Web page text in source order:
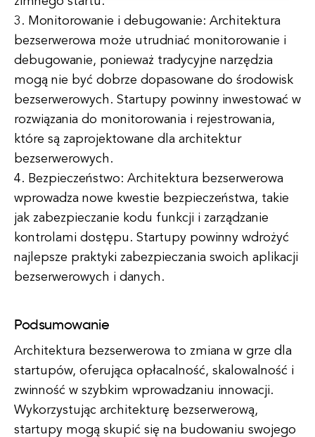
3. Monitorowanie i debugowanie: Architektura
bezserwerowa może utrudniać monitorowanie i
debugowanie, ponieważ tradycyjne narzędzia
mogą nie być dobrze dopasowane do środowisk
bezserwerowych. Startupy powinny inwestować w
rozwiązania do monitorowania i rejestrowania,
które są zaprojektowane dla architektur
bezserwerowych.
4. Bezpieczeństwo: Architektura bezserwerowa
wprowadza nowe kwestie bezpieczeństwa, takie
jak zabezpieczanie kodu funkcji i zarządzanie
kontrolami dostępu. Startupy powinny wdrożyć
najlepsze praktyki zabezpieczania swoich aplikacji
bezserwerowych i danych.
Podsumowanie
Architektura bezserwerowa to zmiana w grze dla
startupów, oferująca opłacalność, skalowalność i
zwinność w szybkim wprowadzaniu innowacji.
Wykorzystując architekturę bezserwerową,
startupy mogą skupić się na budowaniu swojego